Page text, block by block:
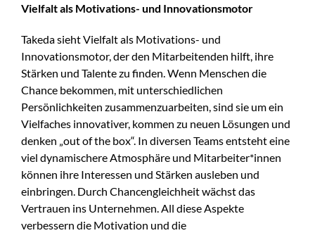
Vielfalt als Motivations- und Innovationsmotor
Takeda sieht Vielfalt als Motivations- und
Innovationsmotor, der den Mitarbeitenden hilft, ihre
Stärken und Talente zu finden. Wenn Menschen die
Chance bekommen, mit unterschiedlichen
Persönlichkeiten zusammenzuarbeiten, sind sie um ein
Vielfaches innovativer, kommen zu neuen Lösungen und
denken „out of the box“. In diversen Teams entsteht eine
viel dynamischere Atmosphäre und Mitarbeiter*innen
können ihre Interessen und Stärken ausleben und
einbringen. Durch Chancengleichheit wächst das
Vertrauen ins Unternehmen. All diese Aspekte
verbessern die Motivation und die